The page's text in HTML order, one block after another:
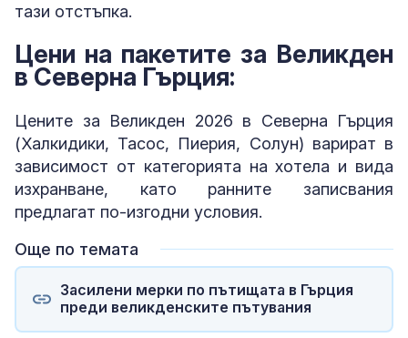
тази отстъпка.
Цени на пакетите за Великден
в Северна Гърция:
Цените за Великден 2026 в Северна Гърция
(Халкидики, Тасос, Пиерия, Солун) варират в
зависимост от категорията на хотела и вида
изхранване, като ранните записвания
предлагат по-изгодни условия.
Още по темата
Засилени мерки по пътищата в Гърция
преди великденските пътувания